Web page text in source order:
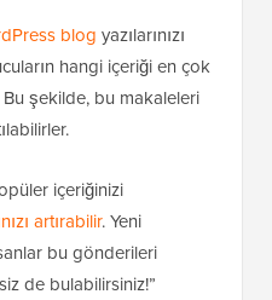
blog yazılarınızı
hangi içeriği en çok
şekilde, bu makaleleri
içeriğinizi
artırabilir. Yeni
bu gönderileri
de bulabilirsiniz!”